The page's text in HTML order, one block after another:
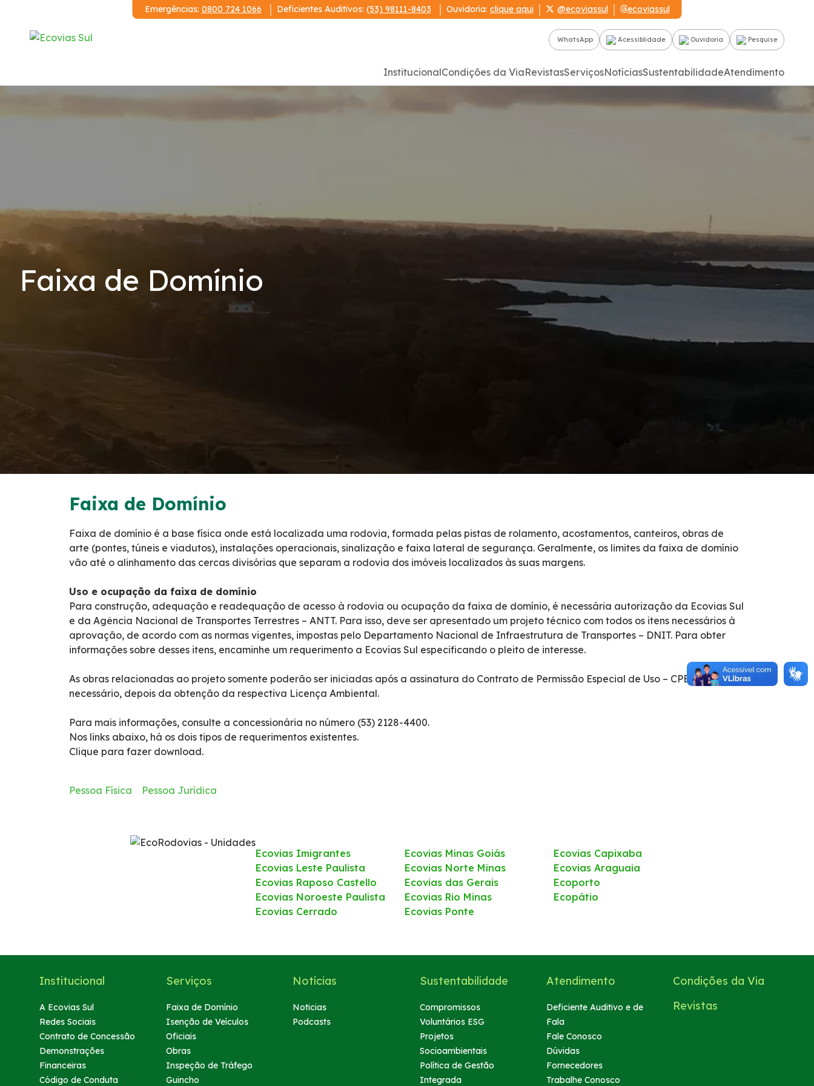
Emergências: 0800 724 1066 Deficientes Auditivos: (53) 98111-8403 Ouvidoria: clique aqui @ecoviassul ecoviassul
WhatsApp Acessiblidade Ouvidoria Pesquise
InstitucionalCondições da ViaRevistasServiçosNotíciasSustentabilidadeAtendimento
Contrato de Concessão
Demonstrações Financeiras
Código de Conduta
Socorro Médico
Telefone de Emergência
Cargas Especiais
Carta ao Usuário
Pesquisa RDT
Projetos Socioambientais
Política de Gestão Integrada
Certificações
Faixa de Domínio
Faixa de Domínio
Faixa de domínio é a base física onde está localizada uma rodovia, formada pelas pistas de rolamento, acostamentos, canteiros, obras de
arte (pontes, túneis e viadutos), instalações operacionais, sinalização e faixa lateral de segurança. Geralmente, os limites da faixa de domínio
vão até o alinhamento das cercas divisórias que separam a rodovia dos imóveis localizados às suas margens.
Uso e ocupação da faixa de domínio
Para construção, adequação e readequação de acesso à rodovia ou ocupação da faixa de domínio, é necessária autorização da Ecovias Sul
e da Agência Nacional de Transportes Terrestres – ANTT. Para isso, deve ser apresentado um projeto técnico com todos os itens necessários à
aprovação, de acordo com as normas vigentes, impostas pelo Departamento Nacional de Infraestrutura de Transportes – DNIT. Para obter
informações sobre desses itens, encaminhe um requerimento a Ecovias Sul especificando o pleito de interesse.
As obras relacionadas ao projeto somente poderão ser iniciadas após a assinatura do Contrato de Permissão Especial de Uso – CPEU e, caso
necessário, depois da obtenção da respectiva Licença Ambiental.
Para mais informações, consulte a concessionária no número (53) 2128-4400.
Nos links abaixo, há os dois tipos de requerimentos existentes.
Clique para fazer download.
Pessoa Física Pessoa Jurídica
Ecovias Imigrantes
Ecovias Leste Paulista
Ecovias Raposo Castello
Ecovias Noroeste Paulista
Ecovias Cerrado
Ecovias Minas Goiás
Ecovias Norte Minas
Ecovias das Gerais
Ecovias Rio Minas
Ecovias Ponte
Ecovias Capixaba
Ecovias Araguaia
Ecoporto
Ecopátio
Institucional
A Ecovias Sul
Redes Sociais
Contrato de Concessão
Demonstrações
Financeiras
Código de Conduta
Serviços
Faixa de Domínio
Isenção de Veículos
Oficiais
Obras
Inspeção de Tráfego
Guincho
Notícias
Noticias
Podcasts
Sustentabilidade
Compromissos
Voluntários ESG
Projetos
Socioambientais
Política de Gestão
Integrada
Atendimento
Deficiente Auditivo e de
Fala
Fale Conosco
Dúvidas
Fornecedores
Trabalhe Conosco
Condições da Via
Revistas